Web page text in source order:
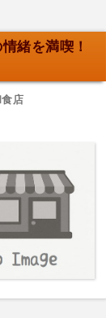
緒を満喫！
店